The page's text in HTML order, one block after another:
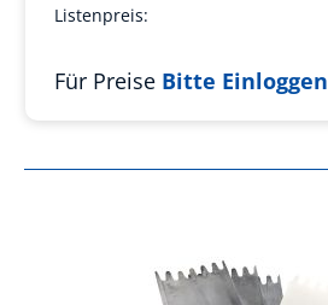
Listenpreis:
Für Preise Bitte Einloggen